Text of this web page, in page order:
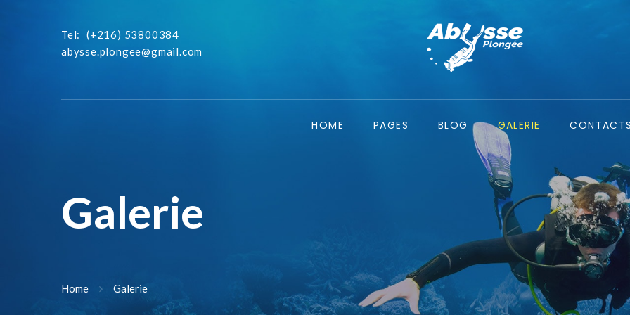
Tel:
(+216) 53800384
abysse.plongee@gmail.com
HOME PAGES BLOG GALERIE CONTACTS
Galerie
Home Galerie